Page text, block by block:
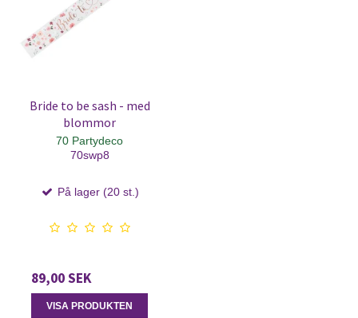
Bride to be sash - med
blommor
70 Partydeco
70swp8
På lager (20 st.)
89,00 SEK
VISA PRODUKTEN